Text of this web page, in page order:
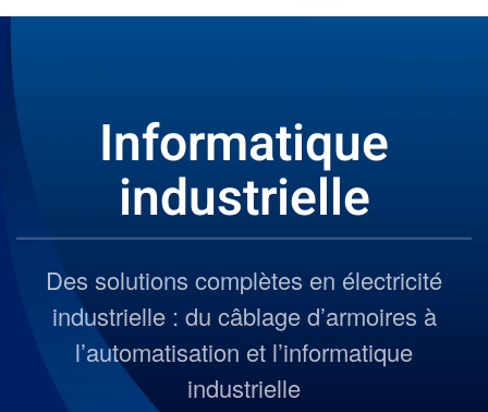
Informatique
industrielle
Des solutions complètes en électricité
industrielle : du câblage d’armoires à
l’automatisation et l’informatique
industrielle